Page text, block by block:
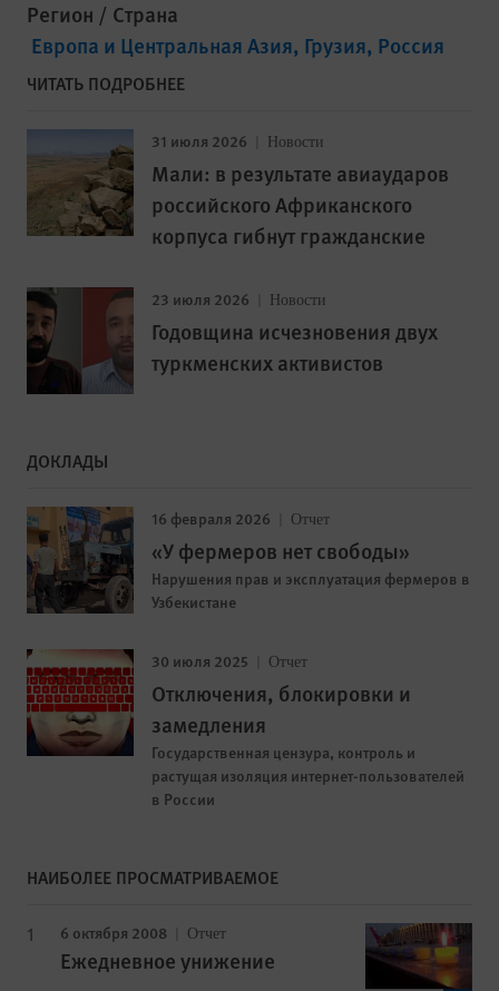
Регион / Страна
Европа и Центральная Азия Грузия Россия
ЧИТАТЬ ПОДРОБНЕЕ
31 июля 2026 Новости
Мали: в результате авиаударов
российского Африканского
корпуса гибнут гражданские
23 июля 2026 Новости
Годовщина исчезновения двух
туркменских активистов
ДОКЛАДЫ
16 февраля 2026 Отчет
«У фермеров нет свободы»
Нарушения прав и эксплуатация фермеров в
Узбекистане
30 июля 2025 Отчет
Отключения, блокировки и
замедления
Государственная цензура, контроль и
растущая изоляция интернет-пользователей
в России
НАИБОЛЕЕ ПРОСМАТРИВАЕМОЕ
6 октября 2008 Отчет
Ежедневное унижение